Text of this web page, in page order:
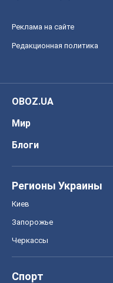
Реклама на сайте
Редакционная политика
OBOZ.UA
Мир
Блоги
Регионы Украины
Киев
Запорожье
Черкассы
Спорт